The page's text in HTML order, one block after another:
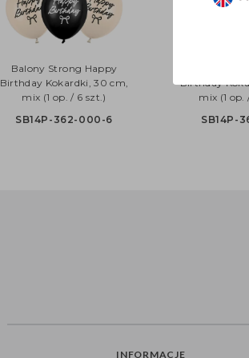
Balony Strong Happy
Birthday Kokardki, 30 cm,
mix (1 op. / 6 szt.)
SB14P-362-000-6
Birthday
mix (1 op.
SB14P-
INFORMACJE